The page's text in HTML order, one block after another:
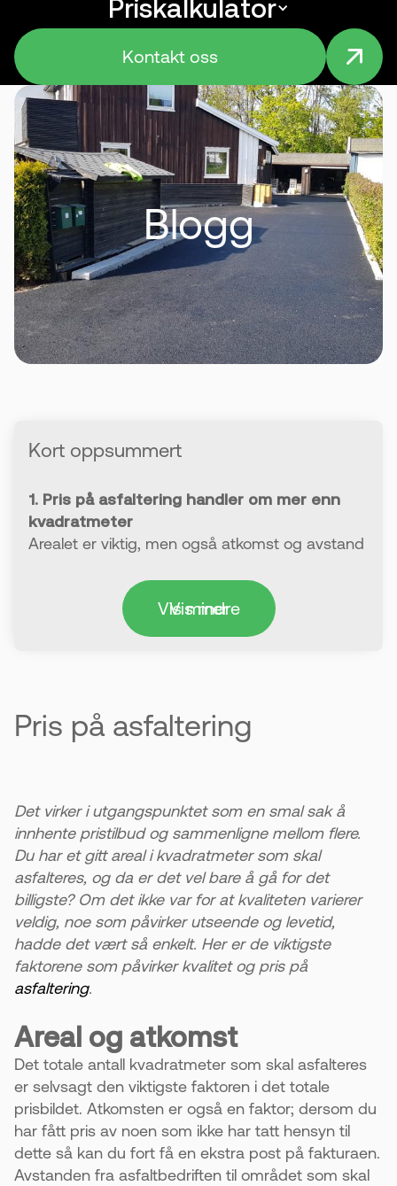
Menu
Priskalkulator
Kontakt oss
Blogg
Kort oppsummert
1. Pris på asfaltering handler om mer enn
kvadratmeter
Arealet er viktig, men også atkomst og avstand
2. Grunnarbeidet bestemmer hvor lenge
ujevnheter etter kort tid.
Planter og røtter kan vokse opp gjennom
asfalten hvis de ikke fjernes skikkelig. Derfor må
området behandles før arbeidet starter.
4. Ulike asfaltkvaliteter passer til ulike behov
Agb8 er vanligst for private oppkjørsler og
gangveier. Tykkere asfalt og større stein brukes
der underlaget skal tåle tungtrafikk.
For de fleste private områder holder det med 4
cm Agb8-asfalt. Kraftigere asfalt er ofte
unødvendig dyrt til vanlig bruk.
Vis mer
Vis mindre
Pris på asfaltering
Det virker i utgangspunktet som en smal sak å
innhente pristilbud og sammenligne mellom flere.
Du har et gitt areal i kvadratmeter som skal
asfalteres, og da er det vel bare å gå for det
billigste? Om det ikke var for at kvaliteten varierer
veldig, noe som påvirker utseende og levetid,
hadde det vært så enkelt. Her er de viktigste
faktorene som påvirker kvalitet og pris på
asfaltering.
Areal og atkomst
Det totale antall kvadratmeter som skal asfalteres
er selvsagt den viktigste faktoren i det totale
prisbildet. Atkomsten er også en faktor; dersom du
har fått pris av noen som ikke har tatt hensyn til
dette så kan du fort få en ekstra post på fakturaen.
Avstanden fra asfaltbedriften til området som skal